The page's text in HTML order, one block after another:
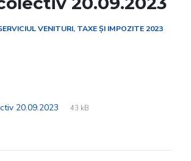
VENITURI, TAXE ȘI IMPOZITE 2023
20.09.2023
File
pdf
File
43 kB